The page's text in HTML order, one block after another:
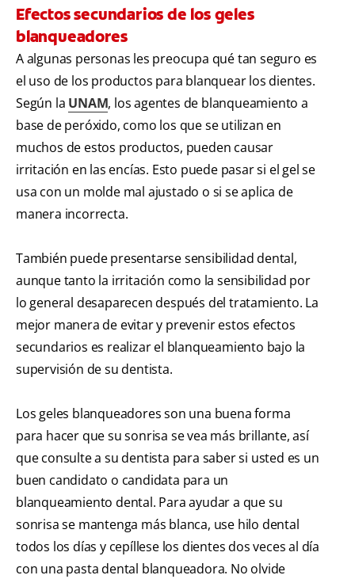
Efectos secundarios de los geles
blanqueadores
A algunas personas les preocupa qué tan seguro es
el uso de los productos para blanquear los dientes.
Según la UNAM, los agentes de blanqueamiento a
base de peróxido, como los que se utilizan en
muchos de estos productos, pueden causar
irritación en las encías. Esto puede pasar si el gel se
usa con un molde mal ajustado o si se aplica de
manera incorrecta.
También puede presentarse sensibilidad dental,
aunque tanto la irritación como la sensibilidad por
lo general desaparecen después del tratamiento. La
mejor manera de evitar y prevenir estos efectos
secundarios es realizar el blanqueamiento bajo la
supervisión de su dentista.
Los geles blanqueadores son una buena forma
para hacer que su sonrisa se vea más brillante, así
que consulte a su dentista para saber si usted es un
buen candidato o candidata para un
blanqueamiento dental. Para ayudar a que su
sonrisa se mantenga más blanca, use hilo dental
todos los días y cepíllese los dientes dos veces al día
con una pasta dental blanqueadora. No olvide